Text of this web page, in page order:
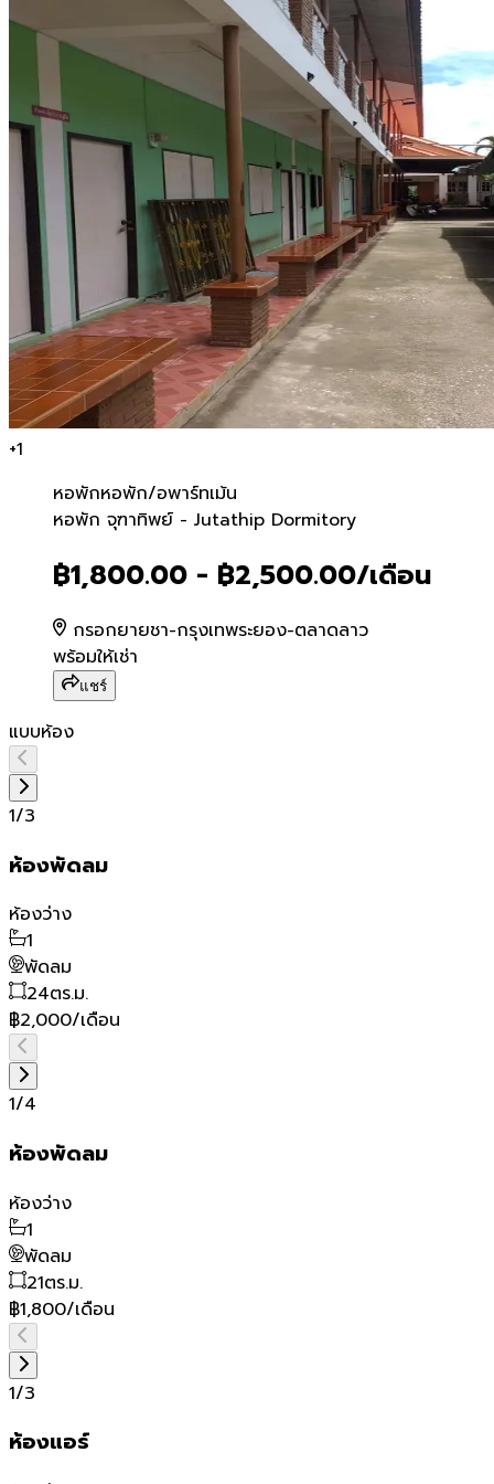
+1
หอพักหอพัก/อพาร์ทเม้น
หอพัก จุฑาทิพย์ - Jutathip
หอพัก จุฑาทิพย์ - Jutathip Dormitory
฿1,800.00 - ฿2,500.00/เดือน
กรอกยายชา-กรุงเทพระยอง-ตลาดลาว
พร้อมให้เช่า
แชร์
แบบห้อง
1/3
ห้องพัดลม
ห้องว่าง
1
พัดลม
24ตร.ม.
฿2,000/เดือน
1/4
ห้องพัดลม
ห้องว่าง
1
พัดลม
21ตร.ม.
฿1,800/เดือน
1/3
ห้องแอร์